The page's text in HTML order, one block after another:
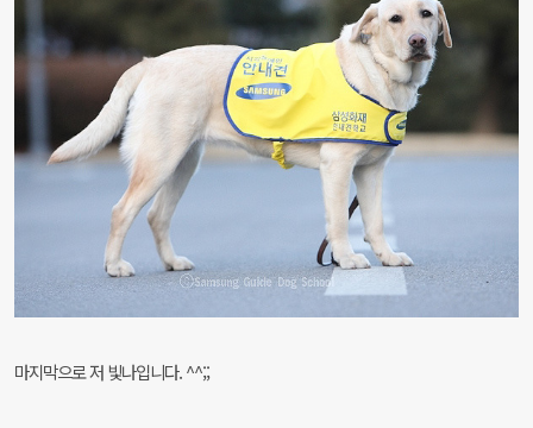
마지막으로 저 빛나입니다. ^^;;